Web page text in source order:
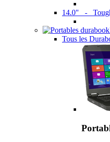
14.0" -
Tous les